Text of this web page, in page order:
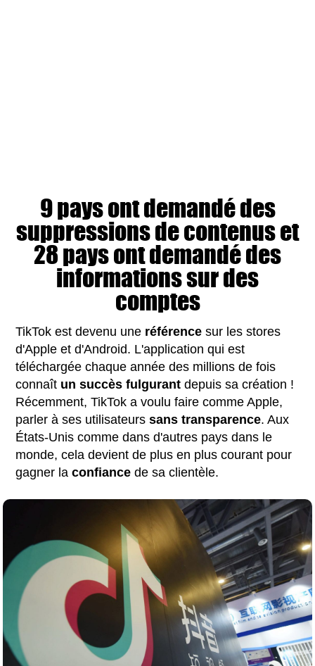
9 pays ont demandé des
suppressions de contenus et
28 pays ont demandé des
informations sur des
comptes
TikTok est devenu une référence sur les stores
d'Apple et d'Android. L'application qui est
téléchargée chaque année des millions de fois
connaît un succès fulgurant depuis sa création !
Récemment, TikTok a voulu faire comme Apple,
parler à ses utilisateurssans transparence. Aux
États-Unis comme dans d'autres pays dans le
monde, cela devient de plus en plus courant pour
gagner laconfiance de sa clientèle.